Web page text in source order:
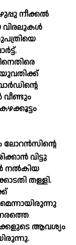
നീക്കല്‍
വിരലുകള്‍
യുവതിക്ക്
വീണ്ടും
ലോറന്‍സിന്റെ
വിട്ടു
നല്‍കിയ
തള്ളി.
ആവശ്യം